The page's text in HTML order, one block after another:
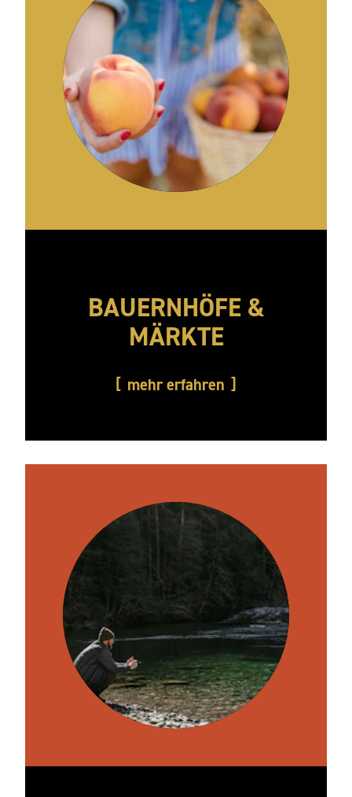
BAUERNHÖFE &
MÄRKTE
mehr erfahren